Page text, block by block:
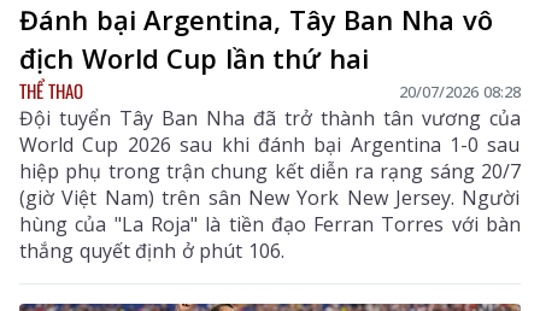
Đánh bại Argentina, Tây Ban Nha vô
địch World Cup lần thứ hai
THỂ THAO 20/07/2026 08:28
Đội tuyển Tây Ban Nha đã trở thành tân vương của
World Cup 2026 sau khi đánh bại Argentina 1-0 sau
hiệp phụ trong trận chung kết diễn ra rạng sáng 20/7
(giờ Việt Nam) trên sân New York New Jersey. Người
hùng của "La Roja" là tiền đạo Ferran Torres với bàn
thắng quyết định ở phút 106.